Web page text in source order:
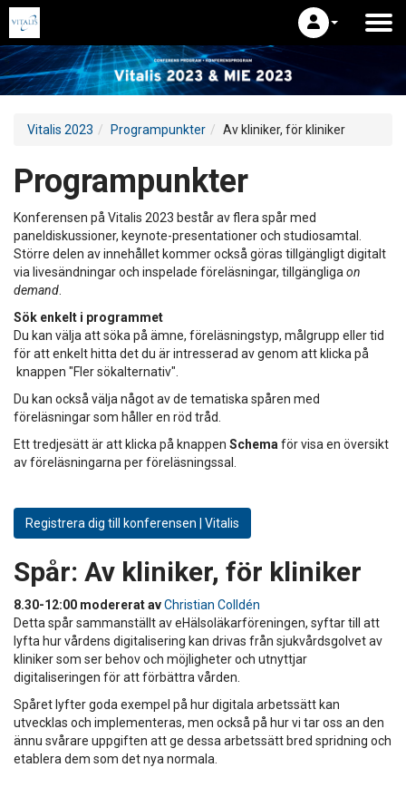
Vitalis 2023 Programpunkter Av kliniker, för kliniker
Programpunkter
Konferensen på Vitalis 2023 består av flera spår med
paneldiskussioner, keynote-presentationer och studiosamtal.
Större delen av innehållet kommer också göras tillgängligt digitalt
via livesändningar och inspelade föreläsningar, tillgängliga on
demand
Sök enkelt i programmet
Du kan välja att söka på ämne, föreläsningstyp, målgrupp eller tid
för att enkelt hitta det du är intresserad av genom att klicka på
knappen "Fler sökalternativ".
Du kan också välja något av de tematiska spåren med
föreläsningar som håller en röd tråd.
Ett tredjesätt är att klicka på knappen Schema för visa en översikt
av föreläsningarna per föreläsningssal.
Registrera dig till konferensen | Vitalis
Spår: Av kliniker, för kliniker
8.30-12:00 modererat avChristian Colldén
Detta spår sammanställt av eHälsoläkarföreningen, syftar till att
lyfta hur vårdens digitalisering kan drivas från sjukvårdsgolvet av
kliniker som ser behov och möjligheter och utnyttjar
digitaliseringen för att förbättra vården.
Spåret lyfter goda exempel på hur digitala arbetssätt kan
utvecklas och implementeras, men också på hur vi tar oss an den
ännu svårare uppgiften att ge dessa arbetssätt bred spridning och
etablera dem som det nya normala.